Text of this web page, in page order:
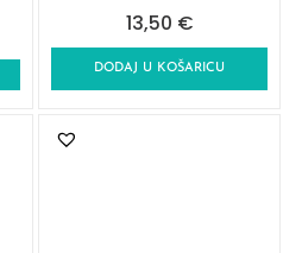
13,50 €
DODAJ U KOŠARICU